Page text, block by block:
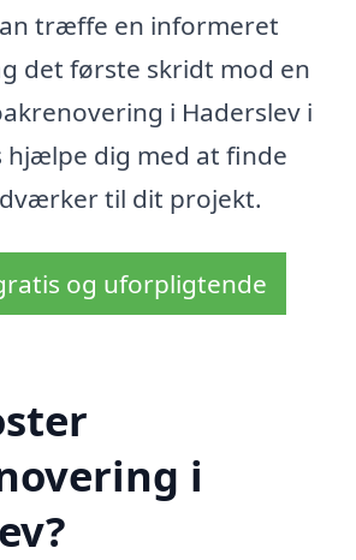
træffe en informeret
det første skridt mod en
i Haderslev i
hjælpe dig med at finde
til dit projekt.
og uforpligtende
i